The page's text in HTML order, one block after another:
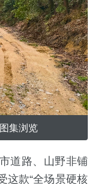
集浏览
道路、山野非铺
这款“全场景硬核